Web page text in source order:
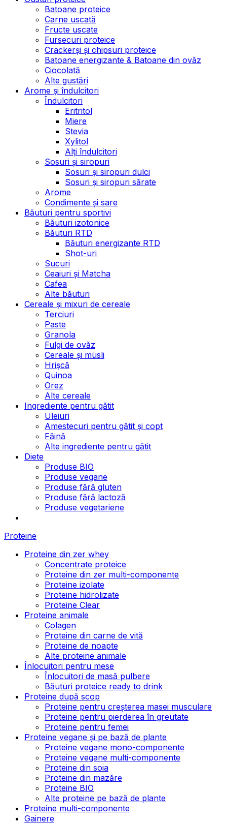
Batoane proteice
Carne uscată
Fructe uscate
Fursecuri proteice
Crackerși și chipsuri proteice
Batoane energizante & Batoane din ovăz
Ciocolată
Alte gustări
Arome și îndulcitori
Îndulcitori
Eritritol
Miere
Stevia
Xylitol
Alți îndulcitori
Sosuri și siropuri
Sosuri și siropuri dulci
Sosuri și siropuri sărate
Arome
Condimente și sare
Băuturi pentru sportivi
Băuturi izotonice
Băuturi RTD
Băuturi energizante RTD
Shot-uri
Sucuri
Ceaiuri și Matcha
Cafea
Alte băuturi
Cereale și mixuri de cereale
Terciuri
Paste
Granola
Fulgi de ovăz
Cereale și müsli
Hrișcă
Quinoa
Orez
Alte cereale
Ingrediente pentru gătit
Uleiuri
Amestecuri pentru gătit și copt
Făină
Alte ingrediente pentru gătit
Diete
Produse BIO
Produse vegane
Produse fără gluten
Produse fără lactoză
Produse vegetariene
Proteine
Proteine din zer whey
Concentrate proteice
Proteine din zer multi-componente
Proteine izolate
Proteine hidrolizate
Proteine Clear
Proteine animale
Colagen
Proteine din carne de vită
Proteine de noapte
Alte proteine animale
Înlocuitori pentru mese
Înlocuitori de masă pulbere
Băuturi proteice ready to drink
Proteine după scop
Proteine pentru creșterea masei musculare
Proteine pentru pierderea în greutate
Proteine pentru femei
Proteine vegane și pe bază de plante
Proteine vegane mono-componente
Proteine vegane multi-componente
Proteine din soia
Proteine din mazăre
Proteine BIO
Alte proteine pe bază de plante
Proteine multi-componente
Gainere